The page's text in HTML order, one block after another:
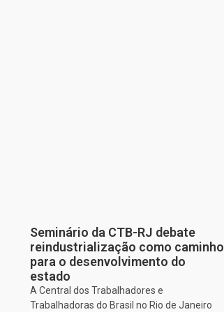
Seminário da CTB-RJ debate
reindustrialização como caminho
para o desenvolvimento do
estado
A Central dos Trabalhadores e
Trabalhadoras do Brasil no Rio de Janeiro